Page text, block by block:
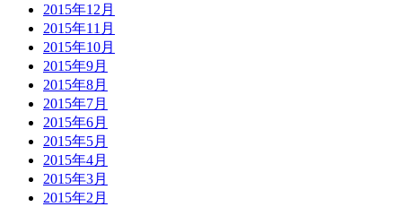
2015年12月
2015年11月
2015年10月
2015年9月
2015年8月
2015年7月
2015年6月
2015年5月
2015年4月
2015年3月
2015年2月